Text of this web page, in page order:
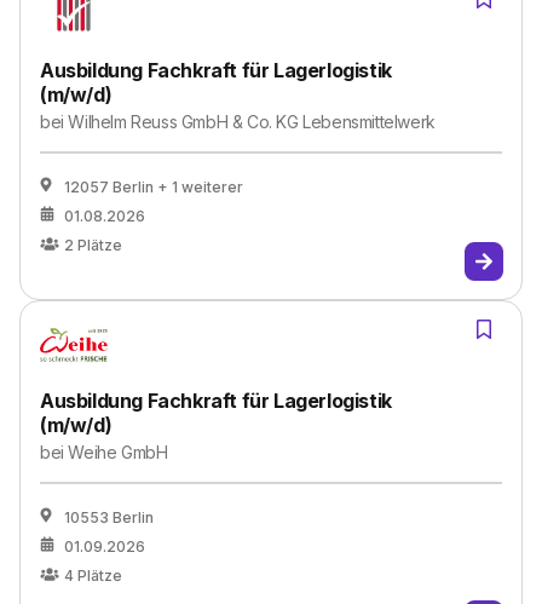
Ausbildung Fachkraft für Lagerlogistik
(m/w/d)
beiWilhelm Reuss GmbH & Co. KG Lebensmittelwerk
12057 Berlin + 1 weiterer
01.08.2026
2 Plätze
Ausbildung Fachkraft für Lagerlogistik
(m/w/d)
beiWeihe GmbH
10553 Berlin
01.09.2026
4 Plätze